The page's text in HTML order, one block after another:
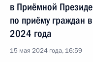
в Приёмной
по приёму граждан
2024 года
15 мая 2024 года, 16:59